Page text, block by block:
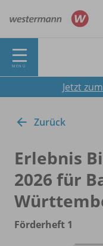
MENÜ
Jetzt
Zurück
Erlebnis
2026 für
Förderheft 1